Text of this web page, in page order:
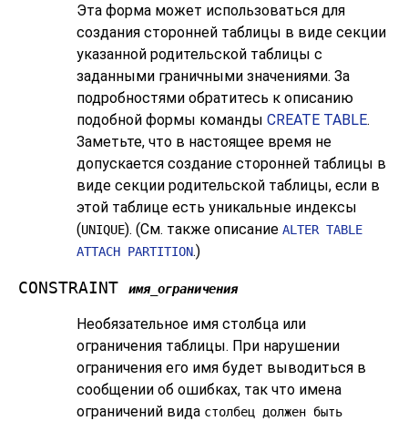
Эта форма может использоваться для
создания сторонней таблицы в виде секции
указанной родительской таблицы с
заданными граничными значениями. За
подробностями обратитесь к описанию
подобной формы команды CREATE TABLE.
Заметьте, что в настоящее время не
допускается создание сторонней таблицы в
виде секции родительской таблицы, если в
этой таблице есть уникальные индексы
(UNIQUE). (См. также описание ALTER TABLE
ATTACH PARTITION.)
CONSTRAINT имя_ограничения
Необязательное имя столбца или
ограничения таблицы. При нарушении
ограничения его имя будет выводиться в
сообщении об ошибках, так что имена
ограничений вида столбец должен быть